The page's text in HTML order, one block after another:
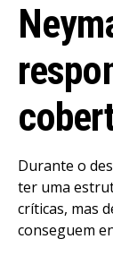
Durante o
ter uma
críticas, mas
conseguem